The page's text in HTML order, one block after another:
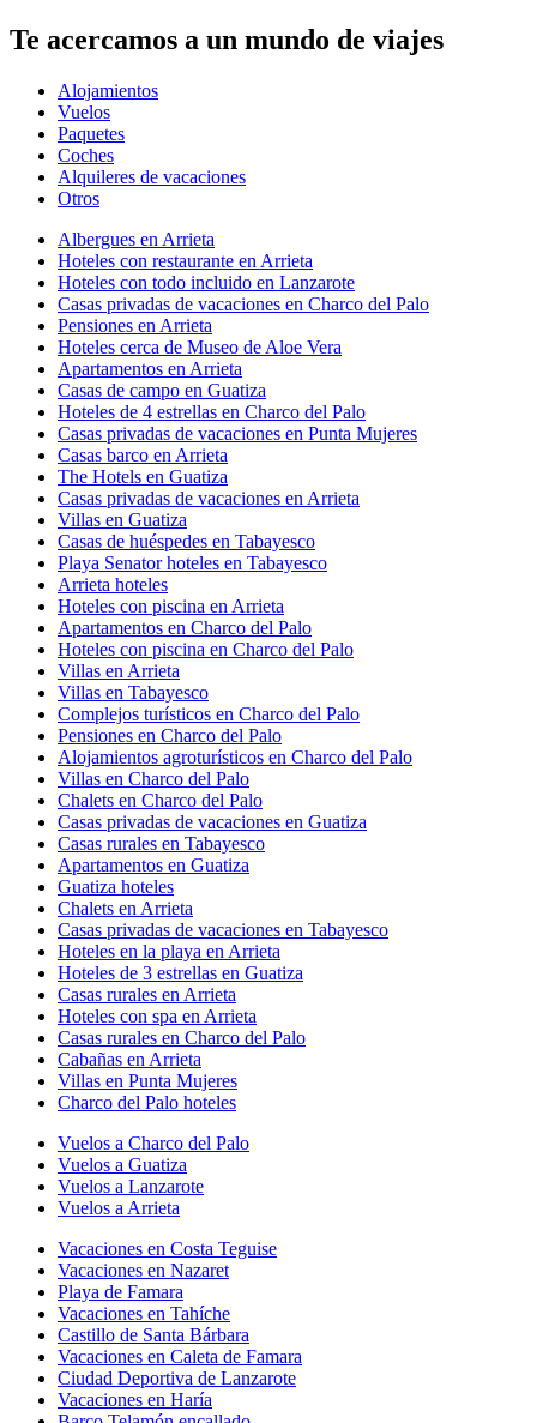
Te acercamos a un mundo de viajes
Alojamientos
Vuelos
Paquetes
Coches
Alquileres de vacaciones
Otros
Albergues en Arrieta
Hoteles con restaurante en Arrieta
Hoteles con todo incluido en Lanzarote
Casas privadas de vacaciones en Charco del Palo
Pensiones en Arrieta
Hoteles cerca de Museo de Aloe Vera
Apartamentos en Arrieta
Casas de campo en Guatiza
Hoteles de 4 estrellas en Charco del Palo
Casas privadas de vacaciones en Punta Mujeres
Casas barco en Arrieta
The Hotels en Guatiza
Casas privadas de vacaciones en Arrieta
Villas en Guatiza
Casas de huéspedes en Tabayesco
Playa Senator hoteles en Tabayesco
Arrieta hoteles
Hoteles con piscina en Arrieta
Apartamentos en Charco del Palo
Hoteles con piscina en Charco del Palo
Villas en Arrieta
Villas en Tabayesco
Complejos turísticos en Charco del Palo
Pensiones en Charco del Palo
Alojamientos agroturísticos en Charco del Palo
Villas en Charco del Palo
Chalets en Charco del Palo
Casas privadas de vacaciones en Guatiza
Casas rurales en Tabayesco
Apartamentos en Guatiza
Guatiza hoteles
Chalets en Arrieta
Casas privadas de vacaciones en Tabayesco
Hoteles en la playa en Arrieta
Hoteles de 3 estrellas en Guatiza
Casas rurales en Arrieta
Hoteles con spa en Arrieta
Casas rurales en Charco del Palo
Cabañas en Arrieta
Villas en Punta Mujeres
Charco del Palo hoteles
Vuelos a Charco del Palo
Vuelos a Guatiza
Vuelos a Lanzarote
Vuelos a Arrieta
Vacaciones en Costa Teguise
Vacaciones en Nazaret
Playa de Famara
Vacaciones en Tahíche
Castillo de Santa Bárbara
Vacaciones en Caleta de Famara
Ciudad Deportiva de Lanzarote
Vacaciones en Haría